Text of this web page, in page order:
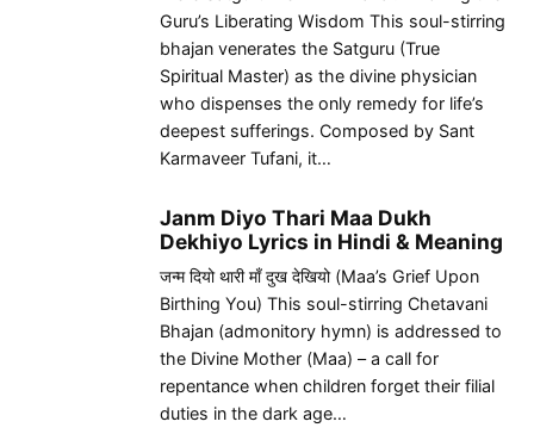
Guru’s Liberating Wisdom This soul-stirring
bhajan venerates the Satguru (True
Spiritual Master) as the divine physician
who dispenses the only remedy for life’s
deepest sufferings. Composed by Sant
Karmaveer Tufani, it…
Janm Diyo Thari Maa Dukh
Dekhiyo Lyrics in Hindi & Meaning
जन्म दियो थारी माँ दुख देखियो (Maa’s Grief Upon
Birthing You) This soul-stirring Chetavani
Bhajan (admonitory hymn) is addressed to
the Divine Mother (Maa) – a call for
repentance when children forget their filial
duties in the dark age…